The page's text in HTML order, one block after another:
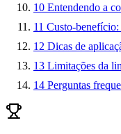
10 Entendendo a
11 Custo-
12 Dicas de
13 Limitações da
14 Perguntas